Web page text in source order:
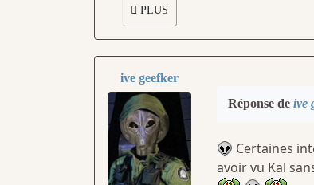
PLUS
ive geefker
Réponse de ive
Certaines
avoir vu Kal